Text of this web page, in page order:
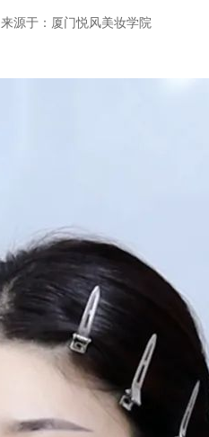
来源于：厦门悦风美妆学院